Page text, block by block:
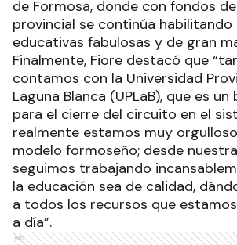
de Formosa, donde con fondos
provincial se continúa habilitando
educativas fabulosas y de gran
Finalmente, Fiore destacó que
contamos con la Universidad
Laguna Blanca (UPLaB), que es
para el cierre del circuito en el
realmente estamos muy
modelo formoseño; desde
seguimos trabajando
la educación sea de calidad,
a todos los recursos que
a día”.
Ads